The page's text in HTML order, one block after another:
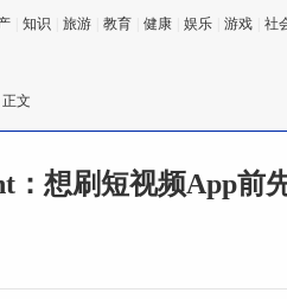
知识 旅游 教育 健康 娱乐 游戏 社
文
：想刷短视频App前